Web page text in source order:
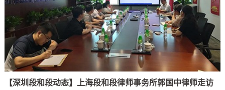
【深圳段和段动态】上海段和段律师事务所郭国中律师走访